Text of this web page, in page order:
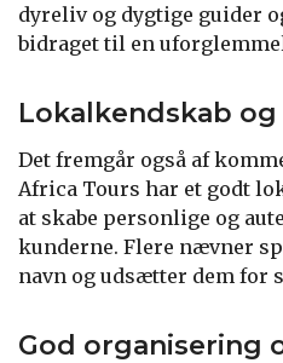
dyreliv og dygtige guider
bidraget til en
Lokalkendskab
Det fremgår også af
Africa Tours har et godt
at skabe personlige og
kunderne. Flere nævner
navn og udsætter dem for
God organisering